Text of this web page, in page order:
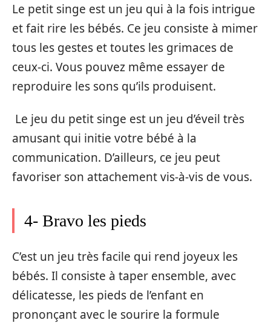
Le petit singe est un jeu qui à la fois intrigue
et fait rire les bébés. Ce jeu consiste à mimer
tous les gestes et toutes les grimaces de
ceux-ci. Vous pouvez même essayer de
reproduire les sons qu’ils produisent.
Le jeu du petit singe est un jeu d’éveil très
amusant qui initie votre bébé à la
communication. D’ailleurs, ce jeu peut
favoriser son attachement vis-à-vis de vous.
4- Bravo les pieds
C’est un jeu très facile qui rend joyeux les
bébés. Il consiste à taper ensemble, avec
délicatesse, les pieds de l’enfant en
prononçant avec le sourire la formule